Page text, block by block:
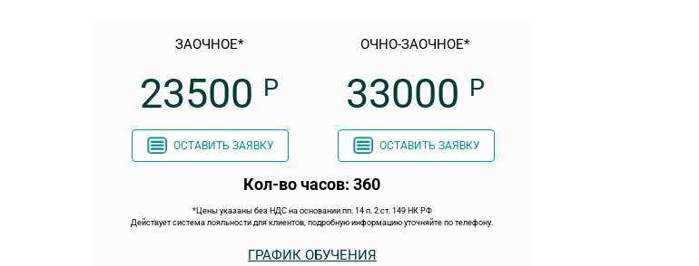
ЗАОЧНОЕ*
23500 Р
ОСТАВИТЬ ЗАЯВКУ
ОЧНО-ЗАОЧНОЕ*
33000 Р
ОСТАВИТЬ ЗАЯВКУ
Кол-во часов: 360
*Цены указаны без НДС на основании пп. 14 п. 2 ст. 149 НК РФ
Действует система лояльности для клиентов, подробную информацию уточняйте по телефону.
ГРАФИК ОБУЧЕНИЯ